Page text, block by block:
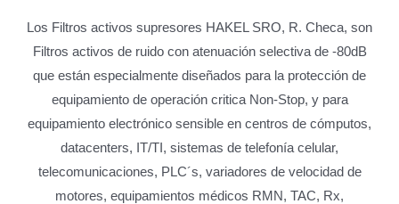
Los Filtros activos supresores HAKEL SRO, R. Checa, son
Filtros activos de ruido con atenuación selectiva de -80dB
que están especialmente diseñados para la protección de
equipamiento de operación critica Non-Stop, y para
equipamiento electrónico sensible en centros de cómputos,
datacenters, IT/TI, sistemas de telefonía celular,
telecomunicaciones, PLC´s, variadores de velocidad de
motores, equipamientos médicos RMN, TAC, Rx,